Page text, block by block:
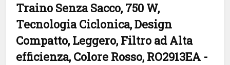
Traino Senza Sacco, 750 W,
Tecnologia Ciclonica, Design
Compatto, Leggero, Filtro ad Alta
efficienza, Colore Rosso, RO2913EA -